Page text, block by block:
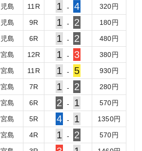
児島 11 R 1 - 4 320円
児島 9R 1 - 2 180円
児島 6R 1 - 2 480円
宮島 12R 1 - 3 380円
宮島 11 R 1 - 5 930円
宮島 7R 1 - 2 280円
宮島 6R 2 - 1 570円
宮島 5R 4 - 1 1350円
宮島 4R 1 - 2 570円